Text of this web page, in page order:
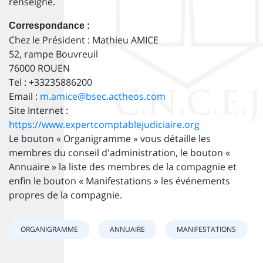
Correspondance :
Chez le Président : Mathieu AMICE
52, rampe Bouvreuil
76000 ROUEN
Tel : +33235886200
Email : m.amice@bsec.actheos.com
Site Internet :
https://www.expertcomptablejudiciaire.org
Le bouton « Organigramme » vous détaille les
membres du conseil d'administration, le bouton «
Annuaire » la liste des membres de la compagnie et
enfin le bouton « Manifestations » les événements
propres de la compagnie.
ORGANIGRAMME ANNUAIRE MANIFESTATIONS